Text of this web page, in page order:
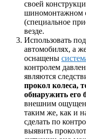
своей
шиномонтажном
(специальное
везде.
Использовать
автомобилях, а
оснащены
контролем
являются
прокол колеса,
обнаружить его
внешним
таким же, как и
сделать по
выявить